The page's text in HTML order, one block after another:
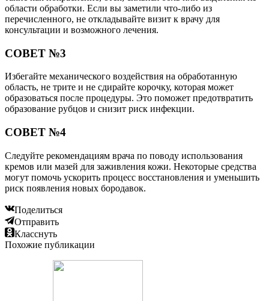
области обработки. Если вы заметили что-либо из
перечисленного, не откладывайте визит к врачу для
консультации и возможного лечения.
СОВЕТ №3
Избегайте механического воздействия на обработанную
область, не трите и не сдирайте корочку, которая может
образоваться после процедуры. Это поможет предотвратить
образование рубцов и снизит риск инфекции.
СОВЕТ №4
Следуйте рекомендациям врача по поводу использования
кремов или мазей для заживления кожи. Некоторые средства
могут помочь ускорить процесс восстановления и уменьшить
риск появления новых бородавок.
Поделиться
Отправить
Класснуть
Похожие публикации